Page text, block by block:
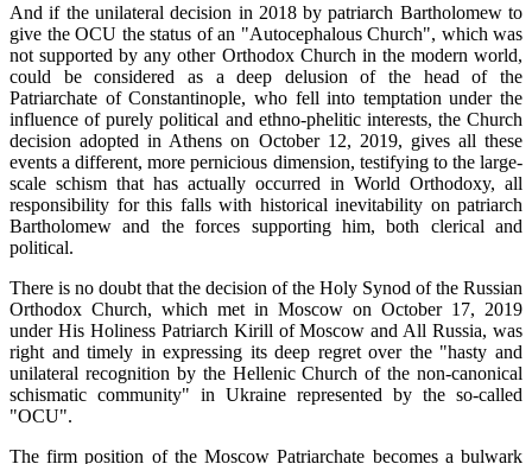
And if the unilateral decision in 2018 by patriarch Bartholomew to
give the OCU the status of an "Autocephalous Church", which was
not supported by any other Orthodox Church in the modern world,
could be considered as a deep delusion of the head of the
Patriarchate of Constantinople, who fell into temptation under the
influence of purely political and ethno-phelitic interests, the Church
decision adopted in Athens on October 12, 2019, gives all these
events a different, more pernicious dimension, testifying to the large-
scale schism that has actually occurred in World Orthodoxy, all
responsibility for this falls with historical inevitability on patriarch
Bartholomew and the forces supporting him, both clerical and
political.
There is no doubt that the decision of the Holy Synod of the Russian
Orthodox Church, which met in Moscow on October 17, 2019
under His Holiness Patriarch Kirill of Moscow and All Russia, was
right and timely in expressing its deep regret over the "hasty and
unilateral recognition by the Hellenic Church of the non-canonical
schismatic community" in Ukraine represented by the so-called
"OCU".
The firm position of the Moscow Patriarchate becomes a bulwark